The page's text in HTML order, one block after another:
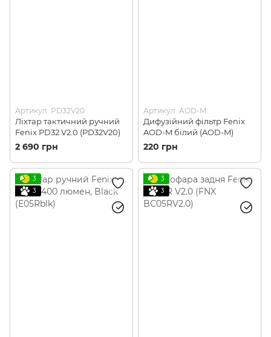
Артикул: PD32V20
Ліхтар тактичний ручний
Fenix PD32 V2.0 (PD32V20)
2 690 грн
Артикул: AOD-M
Дифузійний фільтр Fenix
AOD-M білий (AOD-M)
220 грн
3
3
3
3